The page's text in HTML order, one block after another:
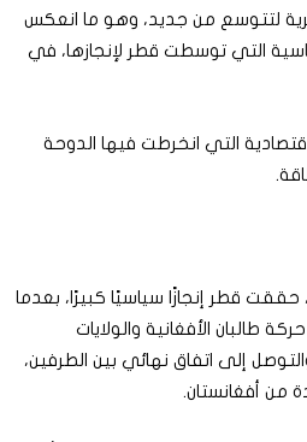
لتتوسع من جديد، وهو ما انعكس
التي توسطت قطر لإنجازها، في
التي انخرطت فيها الدوحة
أواخر شباط/فبراير 2020، حققت قطر إنجازًا سياسيًا كبيرًا، بعدما
طالبان الأفغانية والولايات
إلى اتفاق نهائي بين الطرفين،
من أفغانستان.